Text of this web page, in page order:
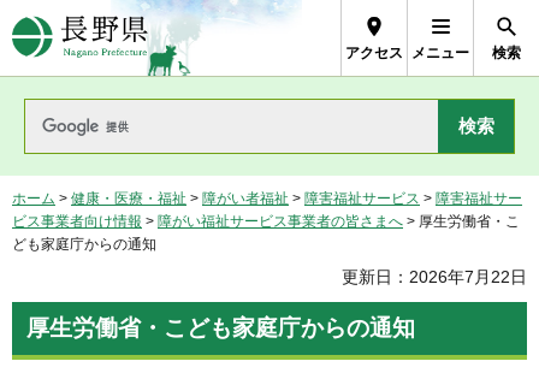
長野県Nagano Prefecture
アクセス メニュー 検索
ホーム > 健康・医療・福祉 > 障がい者福祉 > 障害福祉サービス > 障害福祉サー
ビス事業者向け情報 > 障がい福祉サービス事業者の皆さまへ > 厚生労働省・こ
ども家庭庁からの通知
更新日：2026年7月22日
厚生労働省・こども家庭庁からの通知